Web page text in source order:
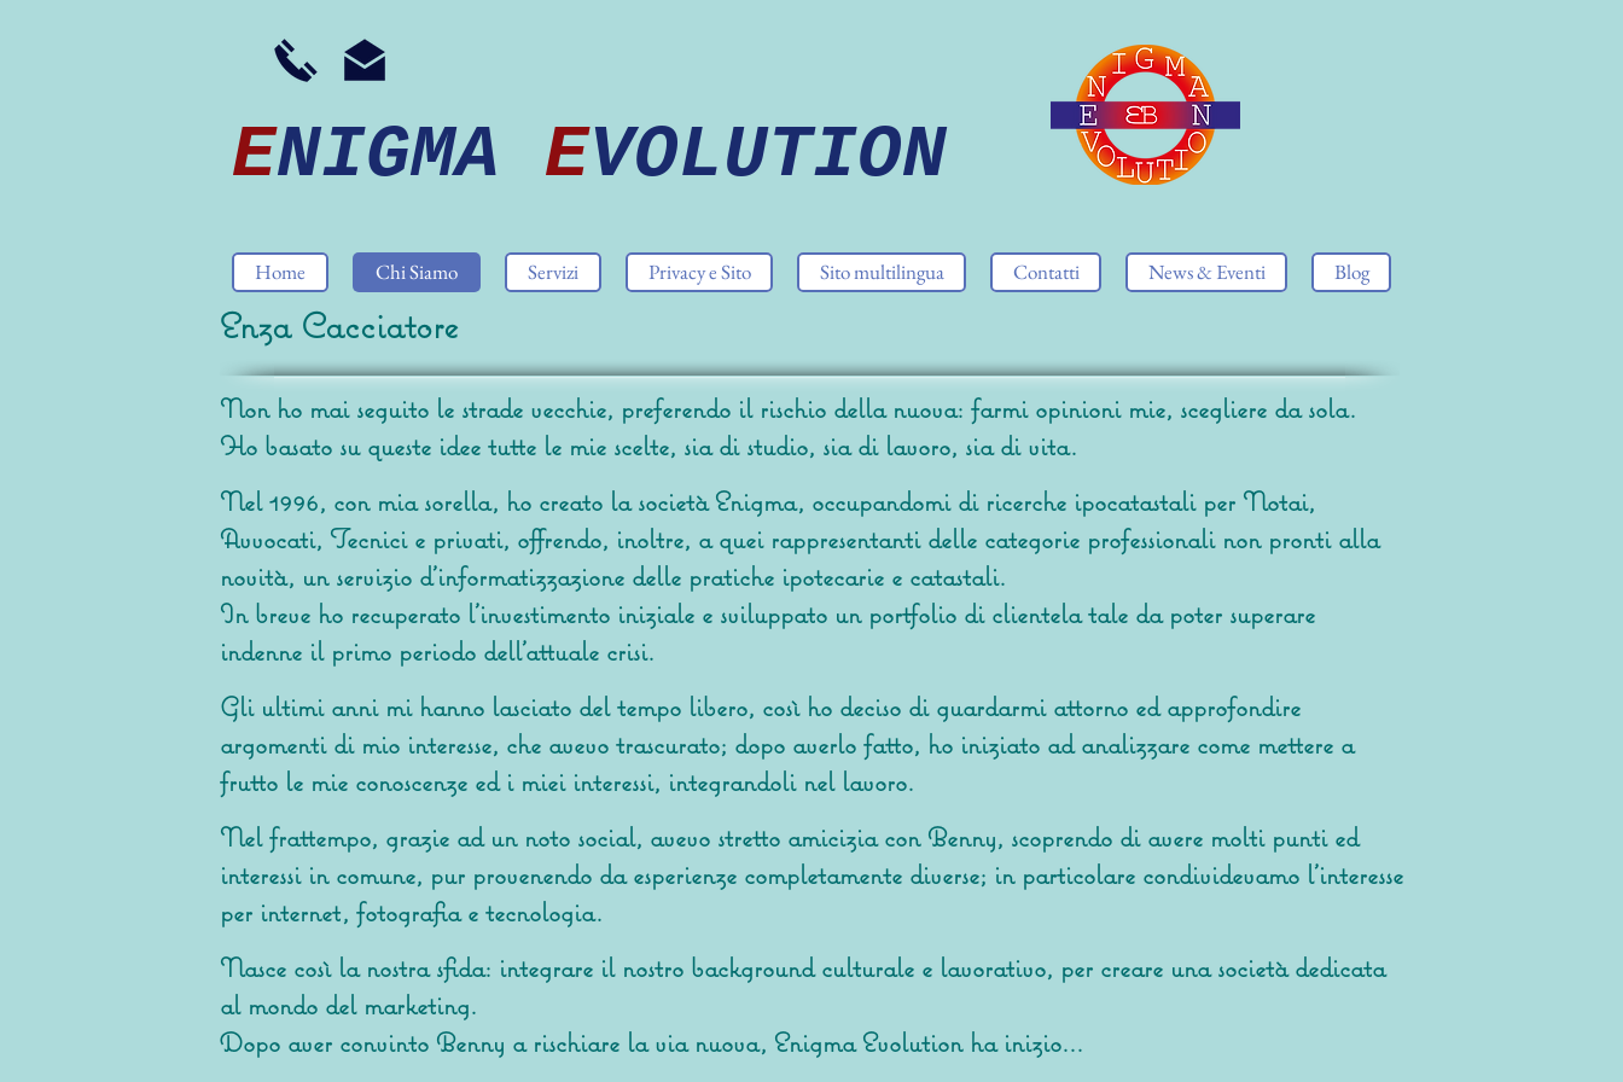
ENIGMA EVOLUTION
Home Chi Siamo Servizi Privacy e Sito Sito multilingua Contatti News & Eventi Blog
Enza Cacciatore
Non ho mai seguito le strade vecchie, preferendo il rischio della nuova: farmi opinioni mie, scegliere da sola.
Ho basato su queste idee tutte le mie scelte, sia di studio, sia di lavoro, sia di vita.
Nel 1996, con mia sorella, ho creato la società Enigma, occupandomi di ricerche ipocatastali per Notai,
Avvocati, Tecnici e privati, offrendo, inoltre, a quei rappresentanti delle categorie professionali non pronti alla
novità, un servizio d’informatizzazione delle pratiche ipotecarie e catastali.
In breve ho recuperato l'investimento iniziale e sviluppato un portfolio di clientela tale da poter superare
indenne il primo periodo dell'attuale crisi.
Gli ultimi anni mi hanno lasciato del tempo libero, così ho deciso di guardarmi attorno ed approfondire
argomenti di mio interesse, che avevo trascurato; dopo averlo fatto, ho iniziato ad analizzare come mettere a
frutto le mie conoscenze ed i miei interessi, integrandoli nel lavoro.
Nel frattempo, grazie ad un noto social, avevo stretto amicizia con Benny, scoprendo di avere molti punti ed
interessi in comune, pur provenendo da esperienze completamente diverse; in particolare condividevamo l'interesse
per internet, fotografia e tecnologia.
Nasce così la nostra sfida: integrare il nostro background culturale e lavorativo, per creare una società dedicata
al mondo del marketing.
Dopo aver convinto Benny a rischiare la via nuova, Enigma Evolution ha inizio...